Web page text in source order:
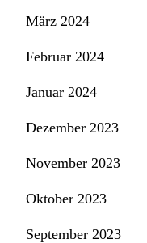
März 2024
Februar 2024
Januar 2024
Dezember 2023
November 2023
Oktober 2023
September 2023